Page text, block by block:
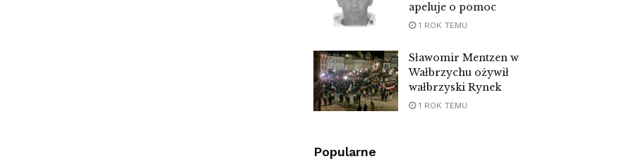
apeluje o pomoc
1 ROK TEMU
Sławomir Mentzen w
Wałbrzychu ożywił
wałbrzyski Rynek
1 ROK TEMU
Popularne